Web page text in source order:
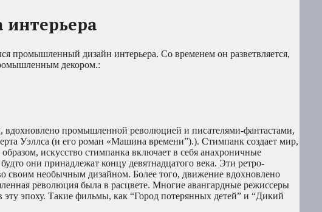
промышленный дизайн интерьера. Со временем он разветвляется,
декором.:
вдохновлено промышленной революцией и писателями-фантастами,
Уэллса (и его роман «Машина времени”).). Стимпанк создает мир,
искусство стимпанка включает в себя анахроничные
они принадлежат концу девятнадцатого века. Эти ретро-
своим необычным дизайном. Более того, движение вдохновлено
революция была в расцвете. Многие авангардные режиссеры
эпоху. Такие фильмы, как “Город потерянных детей” и “Дикий